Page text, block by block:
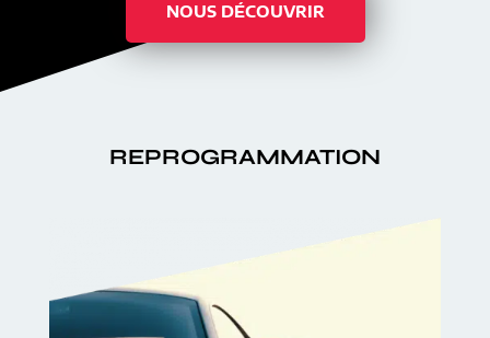
NOUS DÉCOUVRIR
REPROGRAMMATION